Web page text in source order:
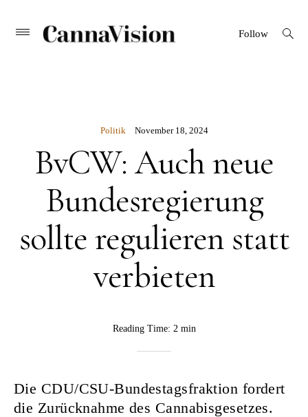
Skip Primary
Menu
CANNAVISION
Follow
open
search
Politik November 18, 2024
BvCW: Auch neue
Bundesregierung
sollte regulieren statt
verbieten
Reading Time: 2 min
Die CDU/CSU-Bundestagsfraktion fordert
die Zurücknahme des Cannabisgesetzes.